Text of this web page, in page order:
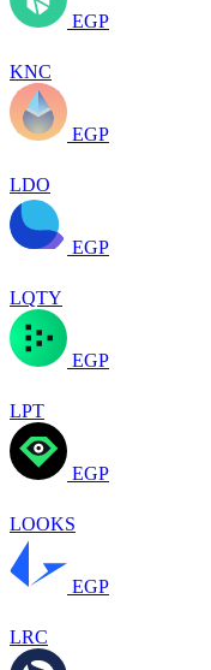
EGP
KNC
EGP
LDO
EGP
LQTY
EGP
LPT
EGP
LOOKS
EGP
LRC